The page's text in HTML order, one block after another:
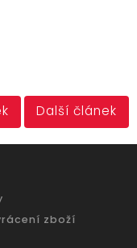
Další článek
zboží